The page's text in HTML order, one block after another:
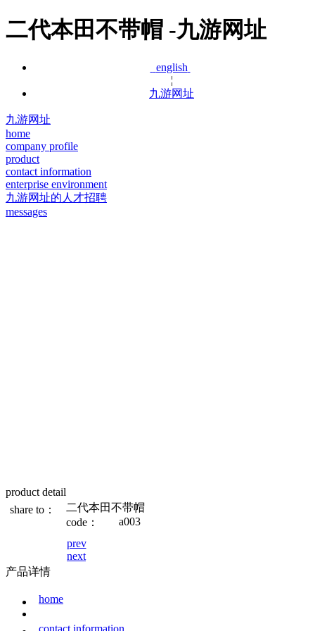
二代本田不带帽 -九游网址
english
¦
九游网址
九游网址
home
company profile
product
contact information
enterprise environment
九游网址的人才招聘
messages
product detail
share to：
二代本田不带帽
code：
a003
prev
next
产品详情
home
contact information